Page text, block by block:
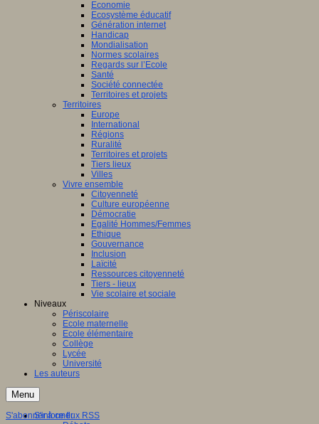
Economie
Ecosystème éducatif
Génération internet
Handicap
Mondialisation
Normes scolaires
Regards sur l’Ecole
Santé
Société connectée
Territoires et projets
Territoires
Europe
International
Régions
Ruralité
Territoires et projets
Tiers lieux
Villes
Vivre ensemble
Citoyenneté
Culture européenne
Démocratie
Egalité Hommes/Femmes
Ethique
Gouvernance
Inclusion
Laïcité
Ressources citoyenneté
Tiers - lieux
Vie scolaire et sociale
Niveaux
Périscolaire
Ecole maternelle
Ecole élémentaire
Collège
Lycée
Université
Les auteurs
Menu
S'informer
S'abonner à ce flux RSS